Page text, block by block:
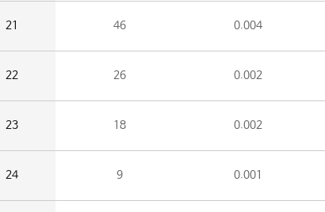
21 46 0.004
22 26 0.002
23 18 0.002
24 9 0.001